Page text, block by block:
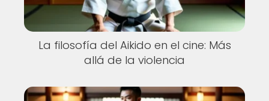
La filosofía del Aikido en el cine: Más
allá de la violencia